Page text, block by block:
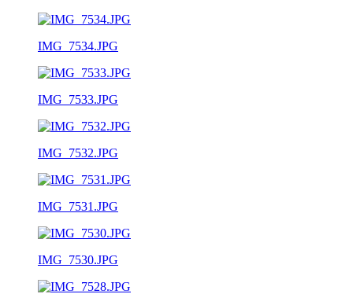
IMG_7534.JPG
IMG_7533.JPG
IMG_7532.JPG
IMG_7531.JPG
IMG_7530.JPG